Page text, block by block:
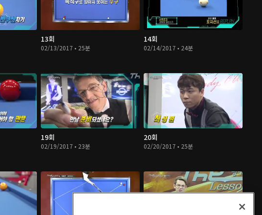
13회
02/13/2017 • 25분
14회
02/14/2017 • 24분
19회
02/19/2017 • 23분
20회
02/20/2017 • 25분